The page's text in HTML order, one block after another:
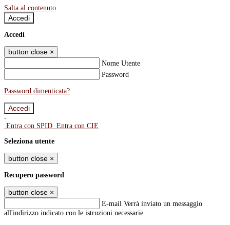
Salta al contenuto
Accedi
Accedi
button close ×
Nome Utente
Password
Password dimenticata?
-
Entra con SPID Entra con CIE
Seleziona utente
button close ×
Recupero password
button close ×
E-mail Verrà inviato un messaggio
all'indirizzo indicato con le istruzioni necessarie.